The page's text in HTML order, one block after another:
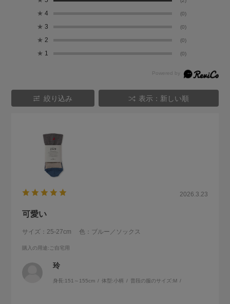
★ 4 (0)
★ 3 (0)
★ 2 (0)
★ 1 (0)
絞り込み 表示：新しい順
2026.3.23
可愛い
サイズ：25-27cm 色：ブルー／ソックス
購入の用途:ご自宅用
玲
身長:151～155cm 体型:小柄 普段の服のサイズ: M